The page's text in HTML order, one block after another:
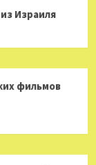
Израиля
фильмов